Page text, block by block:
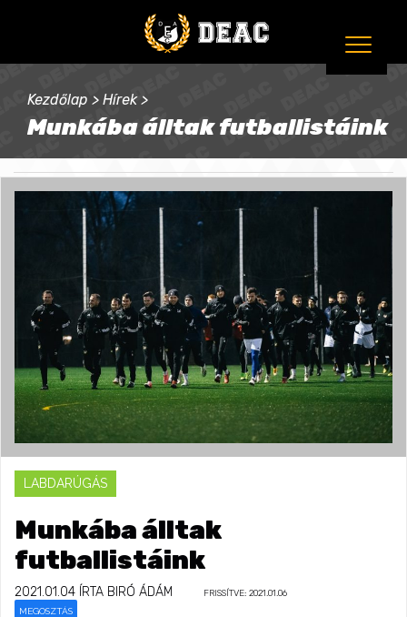
Kezdőlap > Hírek >
Munkába álltak futballistáink
LABDARÚGÁS
Munkába álltak
futballistáink
2021.01.04 ÍRTA BIRÓ ÁDÁM FRISSÍTVE: 2021.01.06
MEGOSZTÁS